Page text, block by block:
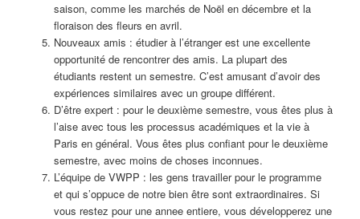
saison, comme les marchés de Noël en décembre et la
floraison des fleurs en avril.
Nouveaux amis : étudier à l’étranger est une excellente
opportunité de rencontrer des amis. La plupart des
étudiants restent un semestre. C’est amusant d’avoir des
expériences similaires avec un groupe différent.
D’être expert : pour le deuxième semestre, vous êtes plus à
l’aise avec tous les processus académiques et la vie à
Paris en général. Vous êtes plus confiant pour le deuxième
semestre, avec moins de choses inconnues.
L’équipe de VWPP : les gens travailler pour le programme
et qui s’oppuce de notre bien être sont extraordinaires. Si
vous restez pour une annee entiere, vous développerez une